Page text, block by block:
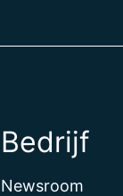
Bedrijf
Newsroom